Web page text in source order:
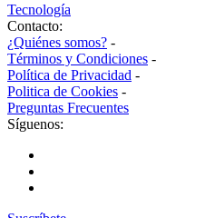
Tecnología
Contacto:
¿Quiénes somos? -
Términos y Condiciones -
Política de Privacidad -
Politica de Cookies -
Preguntas Frecuentes
Síguenos: